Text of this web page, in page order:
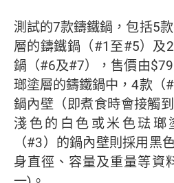
測試的7款鑄鐵鍋，包括5
層的鑄鐵鍋（#1至#5）及
鍋（#6及#7），售價由
瑯塗層的鑄鐵鍋中，4款（
鍋內壁（即煮食時會接觸
淺色的白色或米色琺瑯
（#3）的鍋內壁則採用黑
身直徑、容量及重量等資